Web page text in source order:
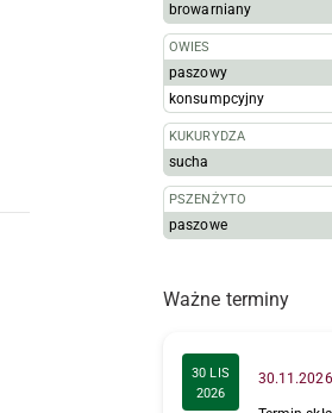
browarniany
OWIES
paszowy
konsumpcyjny
KUKURYDZA
sucha
PSZENŻYTO
paszowe
Ważne terminy
30 LIS
2026
30.11.2026